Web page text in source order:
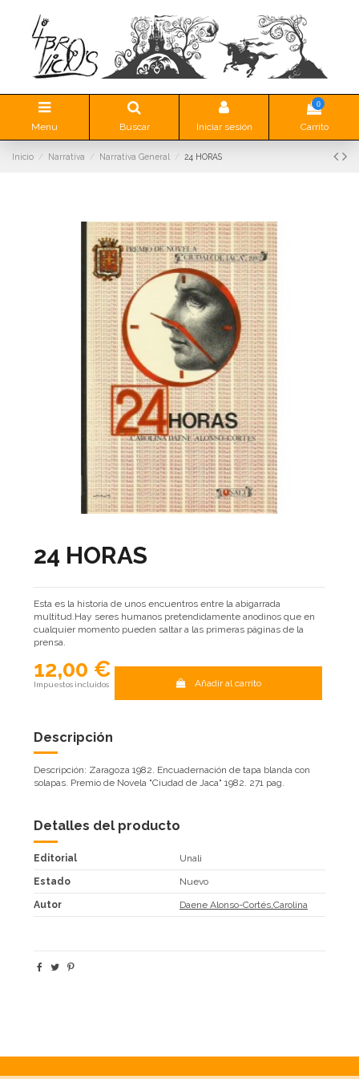
Menu Buscar Iniciar sesión
0
Carrito
Inicio Narrativa Narrativa General 24 HORAS
24 HORAS
Esta es la historia de unos encuentros entre la abigarrada
multitud.Hay seres humanos pretendidamente anodinos que en
cualquier momento pueden saltar a las primeras páginas de la
prensa.
12,00 €
Impuestos incluidos Añadir al carrito
Descripción
Descripción: Zaragoza 1982. Encuadernación de tapa blanda con
solapas. Premio de Novela "Ciudad de Jaca" 1982. 271 pag.
Detalles del producto
Editorial Unali
Estado Nuevo
Autor Daene Alonso-Cortés,Carolina